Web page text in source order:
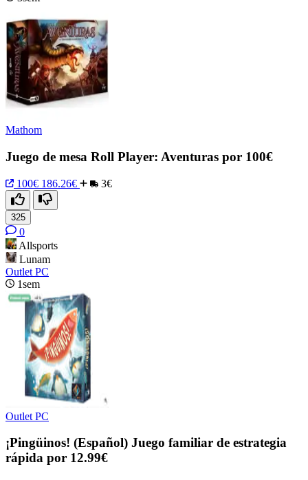
Mathom
Juego de mesa Roll Player: Aventuras por 100€
100€ 186.26€ 3€
325
0
Allsports
Lunam
Outlet PC
1sem
Outlet PC
¡Pingüinos! (Español) Juego familiar de estrategia
rápida por 12.99€